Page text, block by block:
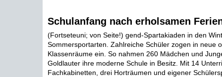
Schulanfang nach erholsamen
(Fortseteuni; von Seite!) gend-Spartakiaden in den
Sommersportarten. Zahlreiche Schüler zogen in neue
Klassenräume ein. So nahmen 260 Mädchen und
Goldlauter ihre moderne Schule in Besitz. Mit 14
Fachkabinetten, drei Horträumen und eigener